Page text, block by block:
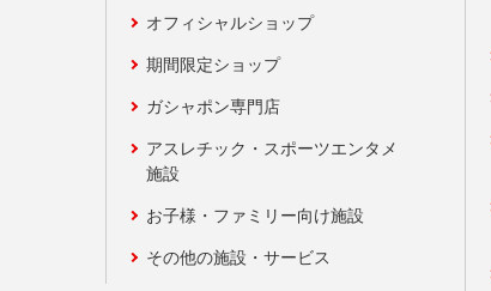
オフィシャルショップ
期間限定ショップ
ガシャポン専門店
アスレチック・スポーツエンタメ
施設
お子様・ファミリー向け施設
その他の施設・サービス